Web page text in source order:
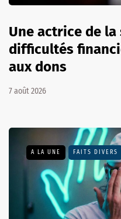
Une actrice de la
difficultés
aux dons
7 août 2026
A LA UNE FAITS DIVERS